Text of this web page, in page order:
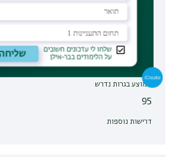
המחלקה/תוכנית
מדעי המדינה
ממוצע בגרות נדרש
95
דרישות נוספות